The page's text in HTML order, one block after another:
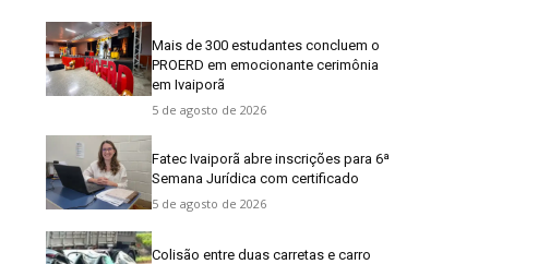
Mais de 300 estudantes concluem o
PROERD em emocionante cerimônia
em Ivaiporã
5 de agosto de 2026
Fatec Ivaiporã abre inscrições para 6ª
Semana Jurídica com certificado
5 de agosto de 2026
Colisão entre duas carretas e carro